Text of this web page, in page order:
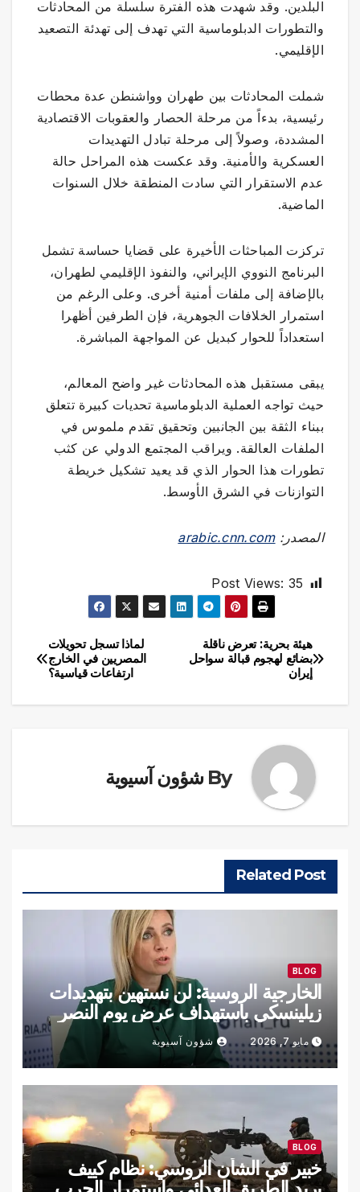
البلدين. وقد شهدت هذه الفترة سلسلة من المحادثات
والتطورات الدبلوماسية التي تهدف إلى تهدئة التصعيد
الإقليمي.
شملت المحادثات بين طهران وواشنطن عدة محطات
رئيسية، بدءاً من مرحلة الحصار والعقوبات الاقتصادية
المشددة، وصولاً إلى مرحلة تبادل التهديدات
العسكرية والأمنية. وقد عكست هذه المراحل حالة
عدم الاستقرار التي سادت المنطقة خلال السنوات
الماضية.
تركزت المباحثات الأخيرة على قضايا حساسة تشمل
البرنامج النووي الإيراني، والنفوذ الإقليمي لطهران،
بالإضافة إلى ملفات أمنية أخرى. وعلى الرغم من
استمرار الخلافات الجوهرية، فإن الطرفين أظهرا
استعداداً للحوار كبديل عن المواجهة المباشرة.
يبقى مستقبل هذه المحادثات غير واضح المعالم،
حيث تواجه العملية الدبلوماسية تحديات كبيرة تتعلق
ببناء الثقة بين الجانبين وتحقيق تقدم ملموس في
الملفات العالقة. ويراقب المجتمع الدولي عن كثب
تطورات هذا الحوار الذي قد يعيد تشكيل خريطة
التوازنات في الشرق الأوسط.
المصدر:arabic.cnn.com
Post Views: 35
تصفّح
المقالات
لماذا تسجل تحويلات
المصريين في الخارج
ارتفاعات قياسية؟
هيئة بحرية: تعرض ناقلة
بضائع لهجوم قبالة سواحل
إيران
By شؤون آسيوية
Related Post
BLOG
الخارجية الروسية: لن نستهين بتهديدات
زيلينسكي باستهداف عرض يوم النصر
مايو 7, 2026 شؤون آسيوية
BLOG
خبير في الشأن الروسي: نظام كييف